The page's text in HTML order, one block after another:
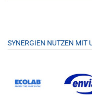
SYNERGIEN NUTZEN MIT